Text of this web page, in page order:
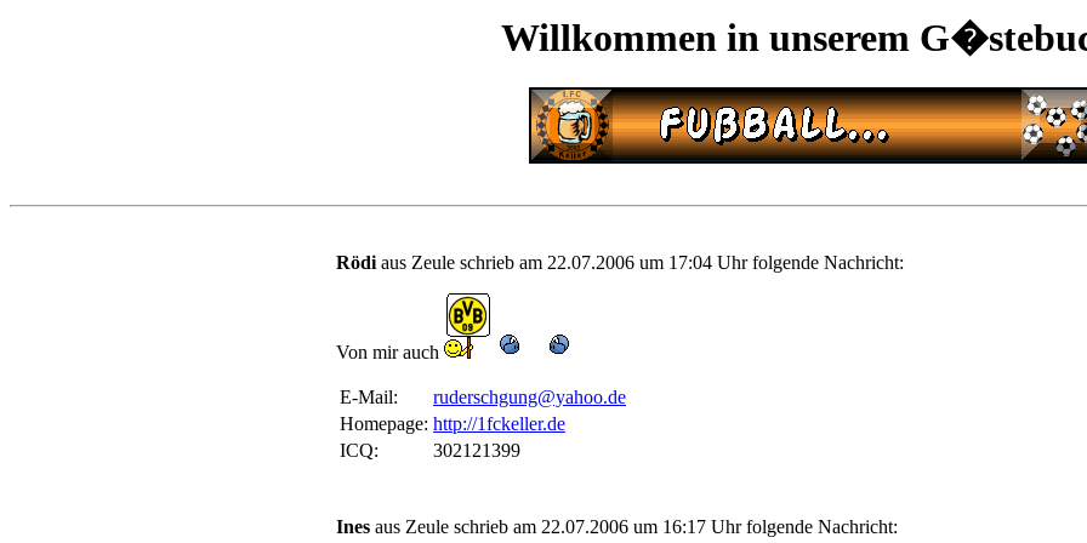
Willkommen in unserem
Rödiaus Zeule schrieb am 22.07.2006 um 17:04 Uhr folgende Nachricht:
Von mir auch
E-Mail:
ruderschgung@yahoo.de
Homepage: http://1fckeller.de
ICQ:
302121399
Ines aus Zeule schrieb am 22.07.2006 um 16:17 Uhr folgende Nachricht: